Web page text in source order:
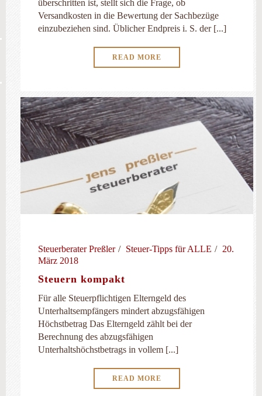
überschritten ist, stellt sich die Frage, ob
Versandkosten in die Bewertung der Sachbezüge
einzubeziehen sind. Üblicher Endpreis i. S. der [...]
READ MORE
Steuerberater Preßler Steuer-Tipps für ALLE
20.
März 2018
Steuern kompakt
Für alle Steuerpflichtigen Elterngeld des
Unterhaltsempfängers mindert abzugsfähigen
Höchstbetrag Das Elterngeld zählt bei der
Berechnung des abzugsfähigen
Unterhaltshöchstbetrags in vollem [...]
READ MORE